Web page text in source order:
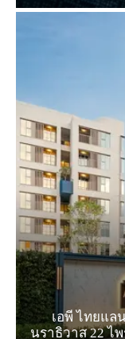
เอพี ไทยแล
นราธิวาส 22 ไ